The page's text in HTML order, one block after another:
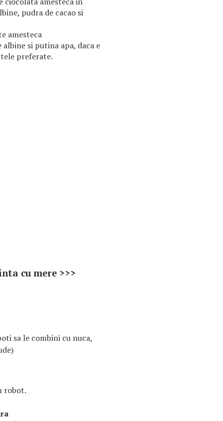
pudra de cacao si
amesteca
si putina apa, daca e
preferate.
cu mere >>>
sa le combini cu nuca,
robot.